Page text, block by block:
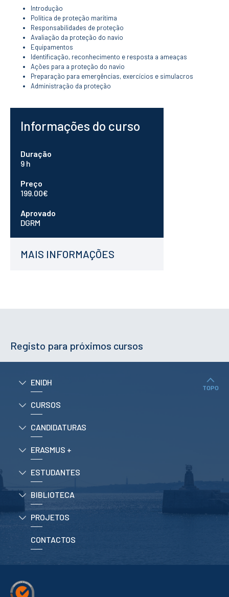
Mestrados
Licenciaturas
Cursos TeSP
Estudantes
Internacionais
Reingresso
Cursos
Preparatórios
ERASMUS +
Erasmus
Informação
Académica
Ação Social
Informática
Gabinete de
Apoio ao
Estudante
BIBLIOTECA
Insights
Gestão de
bibliografias
Eletrónicos
Catálogo ENIDH
Revistas
Científicas e
Outros Recursos
Reclamações
PROJETOS
Centros da ENIDH
Projetos I&D
Financiamento
Pedagógicos
Introdução
Política de proteção marítima
Responsabilidades de proteção
Avaliação da proteção do navio
Equipamentos
Identificação, reconhecimento e resposta a ameaças
Ações para a proteção do navio
Preparação para emergências, exercícios e simulacros
Administração da proteção
Informações do curso
Duração
9 h
Preço
199.00€
Aprovado
DGRM
MAIS INFORMAÇÕES
Registo para próximos cursos
ENIDH
CURSOS
CANDIDATURAS
ERASMUS +
ESTUDANTES
BIBLIOTECA
PROJETOS
CONTACTOS
TOPO